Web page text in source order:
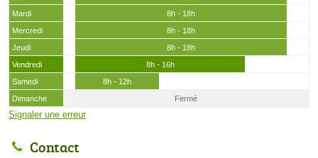
Mardi
8h - 18h
Mercredi
8h - 18h
Jeudi
8h - 18h
Vendredi
8h - 16h
Samedi
8h - 12h
Dimanche
Fermé
Signaler une erreur
Contact